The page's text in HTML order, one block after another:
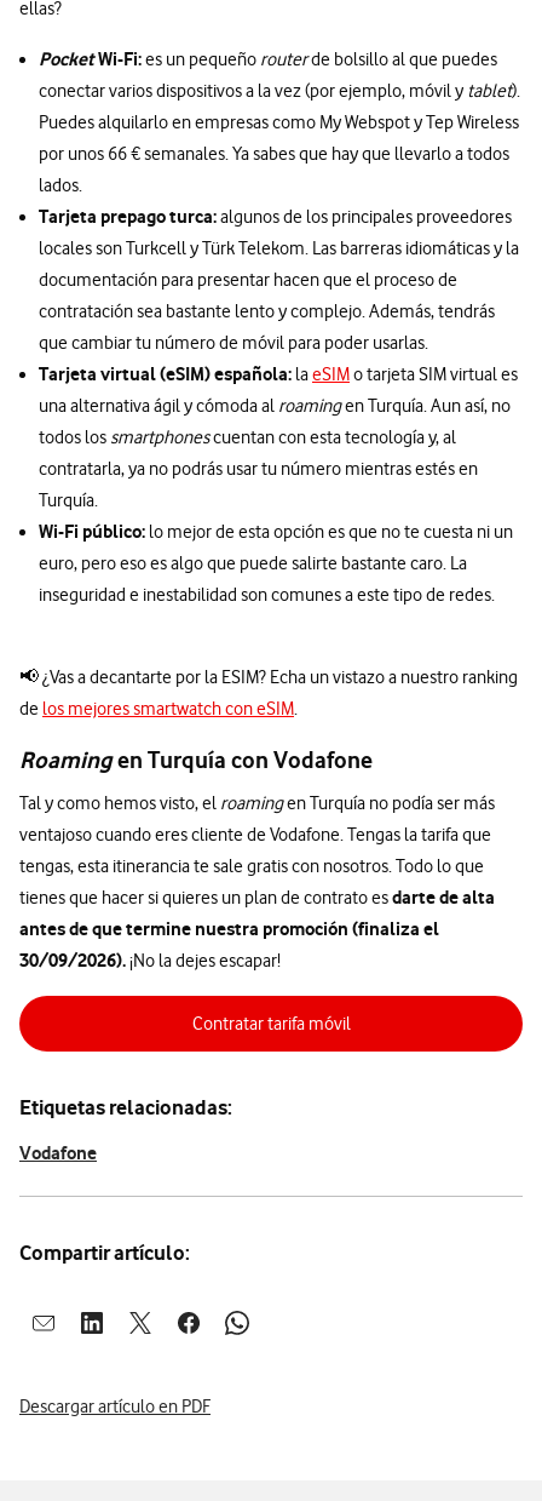
ellas?
PocketWi-Fi:es un pequeño routerde bolsillo al que puedes
conectar varios dispositivos a la vez (por ejemplo, móvil y tablet).
Puedes alquilarlo en empresas como My Webspot y Tep Wireless
por unos 66 € semanales. Ya sabes que hay que llevarlo a todos
lados.
Tarjeta prepago turca:algunos de los principales proveedores
locales son Turkcell y Türk Telekom. Las barreras idiomáticas y la
documentación para presentar hacen que el proceso de
contratación sea bastante lento y complejo. Además, tendrás
que cambiar tu número de móvil para poder usarlas.
Tarjeta virtual (eSIM) española: laeSIMo tarjeta SIM virtual es
una alternativa ágil y cómoda al roamingen Turquía. Aun así, no
todos los smartphonescuentan con esta tecnología y, al
contratarla, ya no podrás usar tu número mientras estés en
Turquía.
Wi-Fi público: lo mejor de esta opción es que no te cuesta ni un
euro, pero eso es algo que puede salirte bastante caro. La
inseguridad e inestabilidad son comunes a este tipo de redes.
📢 ¿Vas a decantarte por la ESIM? Echa un vistazo a nuestro ranking
de los mejores smartwatch con eSIM.
Roamingen Turquía con Vodafone
Tal y como hemos visto, el roamingen Turquía no podía ser más
ventajoso cuando eres cliente de Vodafone. Tengas la tarifa que
tengas, esta itinerancia te sale gratis con nosotros. Todo lo que
tienes que hacer si quieres un plan de contrato esdarte de alta
antes de que termine nuestra promoción (finaliza el
30/09/2026).¡No la dejes escapar!
Contratar tarifa móvil
Etiquetas relacionadas:
Vodafone
Compartir artículo:
Abrir ventana para compartir en mail
Abrir ventana para compartir en linkedin
Abrir ventana para compartir en twitter
Abrir ventana para compartir en facebook
Abrir ventana para compartir en
Descargar artículo en PDF